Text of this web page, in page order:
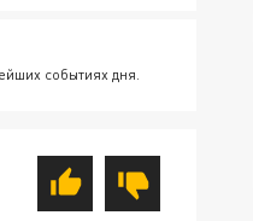
событиях дня.